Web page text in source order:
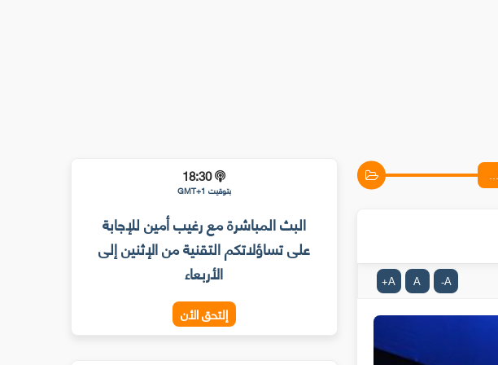
A
-
A
A
+
18:30
بتوقيت GMT+1
البث المباشرة مع رغيب أمين للإجابة
على تساؤلاتكم التقنية من الإثنين إلى
الأربعاء
إلتحق الأن